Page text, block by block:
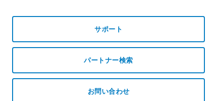
サポート
パートナー検索
お問い合わせ